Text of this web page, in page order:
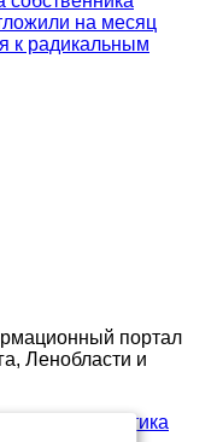
на месяц
к радикальным
портал
Ленобласти и
сайта.
Политика